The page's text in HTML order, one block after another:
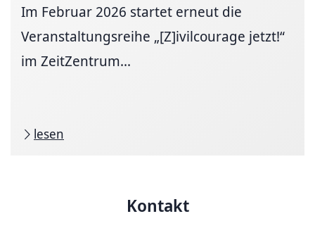
Im Februar 2026 startet erneut die
Veranstaltungsreihe „[Z]ivilcourage jetzt!“
im ZeitZentrum...
lesen
Kontakt